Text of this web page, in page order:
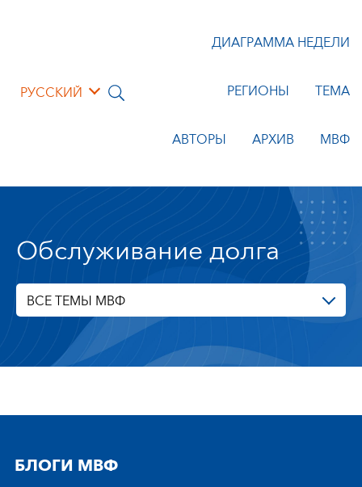
РУССКИЙ
ДИАГРАММА НЕДЕЛИ
РЕГИОНЫ ТЕМА
АВТОРЫ АРХИВ МВФ
Обслуживание долга
ВСЕ ТЕМЫ МВФ
БЛОГИ МВФ